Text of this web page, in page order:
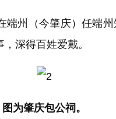
州（今肇庆）任端州
深得百姓爱戴。
图为肇庆包公祠。